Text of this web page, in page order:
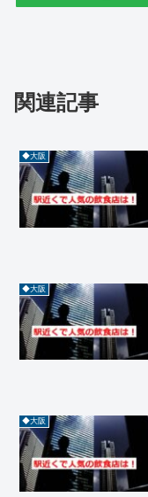
関連記事
◆大阪
◆大阪
◆大阪